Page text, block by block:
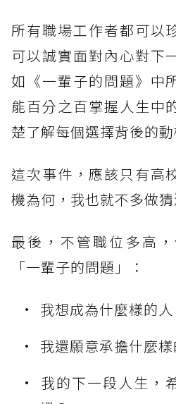
所有職場工作者都可以
可以誠實面對內心對下
如《一輩子的問題》中
能百分之百掌握人生中
楚了解每個選擇背後的動
這次事件，應該只有高
機為何，我也就不多做猜
最後，不管職位多高
「一輩子的問題」：
我想成為什麼樣的人
我還願意承擔什麼樣
我的下一段人生，